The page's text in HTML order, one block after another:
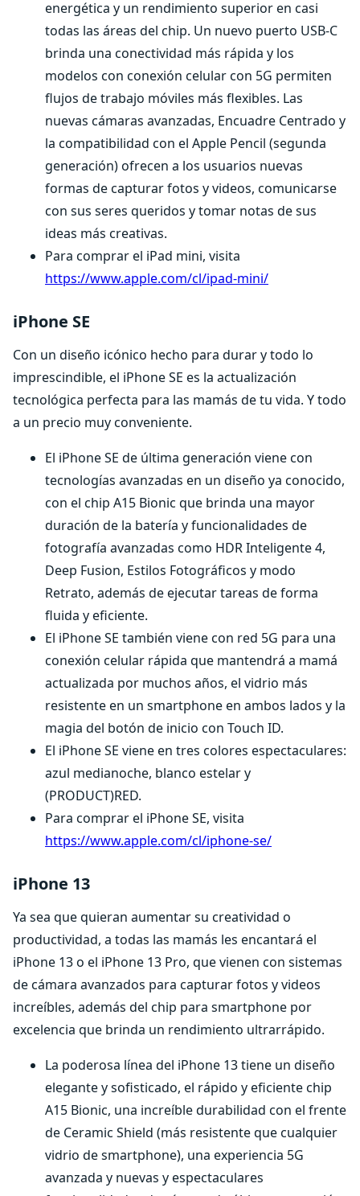
energética y un rendimiento superior en casi
todas las áreas del chip. Un nuevo puerto USB-C
brinda una conectividad más rápida y los
modelos con conexión celular con 5G permiten
flujos de trabajo móviles más flexibles. Las
nuevas cámaras avanzadas, Encuadre Centrado y
la compatibilidad con el Apple Pencil (segunda
generación) ofrecen a los usuarios nuevas
formas de capturar fotos y videos, comunicarse
con sus seres queridos y tomar notas de sus
ideas más creativas.
Para comprar el iPad mini, visita
https://www.apple.com/cl/ipad-mini/
iPhone SE
Con un diseño icónico hecho para durar y todo lo
imprescindible, el iPhone SE es la actualización
tecnológica perfecta para las mamás de tu vida. Y todo
a un precio muy conveniente.
El iPhone SE de última generación viene con
tecnologías avanzadas en un diseño ya conocido,
con el chip A15 Bionic que brinda una mayor
duración de la batería y funcionalidades de
fotografía avanzadas como HDR Inteligente 4,
Deep Fusion, Estilos Fotográficos y modo
Retrato, además de ejecutar tareas de forma
fluida y eficiente.
El iPhone SE también viene con red 5G para una
conexión celular rápida que mantendrá a mamá
actualizada por muchos años, el vidrio más
resistente en un smartphone en ambos lados y la
magia del botón de inicio con Touch ID.
El iPhone SE viene en tres colores espectaculares:
azul medianoche, blanco estelar y
(PRODUCT)RED.
Para comprar el iPhone SE, visita
https://www.apple.com/cl/iphone-se/
iPhone 13
Ya sea que quieran aumentar su creatividad o
productividad, a todas las mamás les encantará el
iPhone 13 o el iPhone 13 Pro, que vienen con sistemas
de cámara avanzados para capturar fotos y videos
increíbles, además del chip para smartphone por
excelencia que brinda un rendimiento ultrarrápido.
La poderosa línea del iPhone 13 tiene un diseño
elegante y sofisticado, el rápido y eficiente chip
A15 Bionic, una increíble durabilidad con el frente
de Ceramic Shield (más resistente que cualquier
vidrio de smartphone), una experiencia 5G
avanzada y nuevas y espectaculares